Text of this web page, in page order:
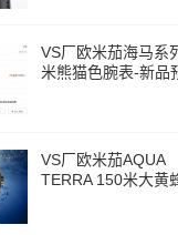
VS厂欧米茄海马系
米熊猫色腕表-新品
VS厂欧米茄AQUA
TERRA 150米大黄